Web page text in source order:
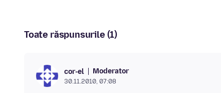
Toate răspunsurile (1)
cor-el Moderator
30.11.2010, 07:08